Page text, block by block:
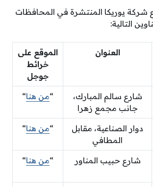
شركة يوريكا المنتشرة في المحافظات
التالية:
العنوان
الموقع على
خرائط
جوجل
شارع سالم المبارك،
جانب مجمع زهرا
“من هنا“
دوار الصناعية، مقابل
المطافي
“من هنا“
شارع حبيب المناور “من هنا“